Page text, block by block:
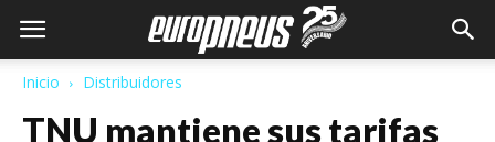
Inicio Distribuidores
TNU mantiene sus tarifas